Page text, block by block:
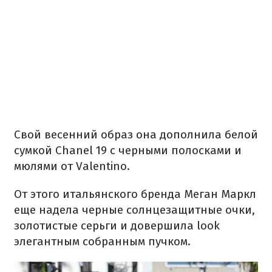
Свой весенний образ она дополнила белой
сумкой Chanel 19 с черными полосками и
мюлями от Valentino.
От этого итальянского бренда Меган Маркл
еще надела черные солнцезащитные очки,
золотистые серьги и довершила look
элегантным собранным пучком.